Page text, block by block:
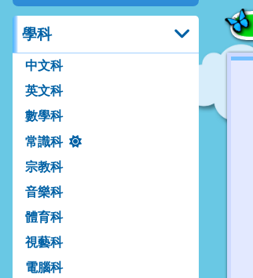
學科
中文科
英文科
數學科
常識科
宗教科
音樂科
體育科
視藝科
電腦科